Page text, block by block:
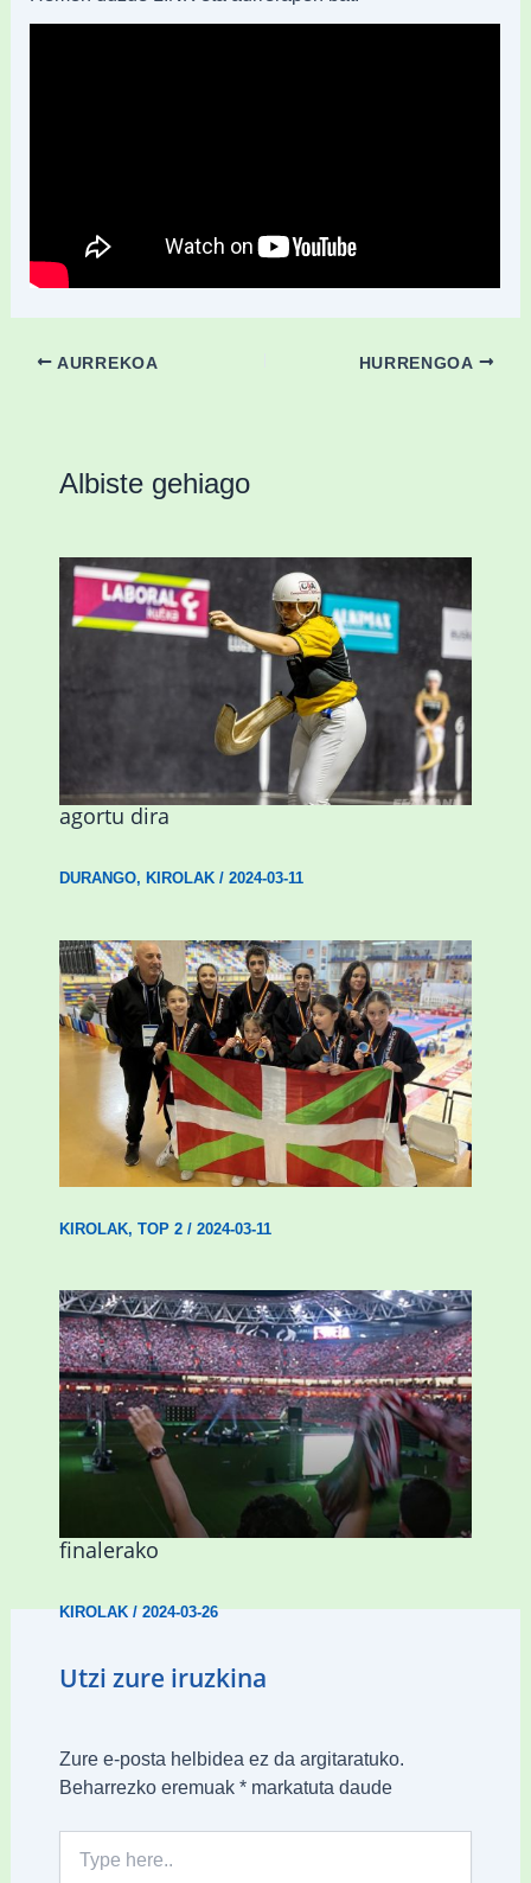
AURREKOA HURRENGOA
Albiste gehiago
Astelehenean Durangon jokatuko den
emakumezkoen zesta finaleko sarrerak
agortu dira
DURANGO, KIROLAK/ 2024-03-11
Wadokan garaile Espainiako txapelketan
14 dominarekin
KIROLAK, TOP 2/ 2024-03-11
Abadiñok eta Ermuak ere pantaila
erraldoiak jarriko dituzte Kopako
finalerako
KIROLAK/2024-03-26
Utzi zure iruzkina
Zure e-posta helbidea ez da argitaratuko.
Beharrezko eremuak *markatuta daude
here..